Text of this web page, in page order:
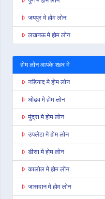
जयपुर मे होम लोन
लखनऊ मे होम लोन
होम लोन आपके शहर मे
नडियाद मे होम लोन
ओढव मे होम लोन
मुंद्रा मे होम लोन
उपलेटा मे होम लोन
डीसा मे होम लोन
कालोल मे होम लोन
जासदान मे होम लोन